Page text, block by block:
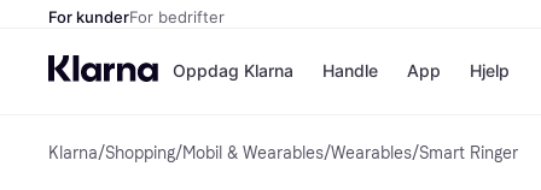
For kunderFor bedrifter
Oppdag Klarna Handle
Butikker
App Hjelp
Klarna/Shopping/Mobil & Wearables/Wearables/Smart Ringer